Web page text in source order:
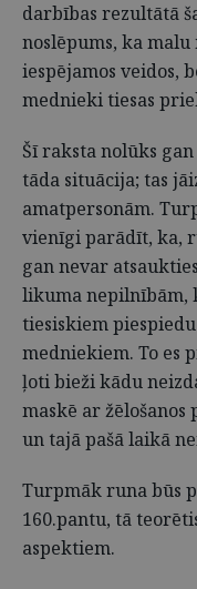
darbības rezultātā
noslēpums, ka malu
iespējamos veidos,
mednieki tiesas
Šī raksta nolūks
tāda situācija; tas
amatpersonām.
vienīgi parādīt, ka,
gan nevar
likuma nepilnībām,
tiesiskiem
medniekiem. To es
ļoti bieži kādu
maskē ar
un tajā pašā laikā
Turpmāk runa būs
160.pantu, tā
aspektiem.